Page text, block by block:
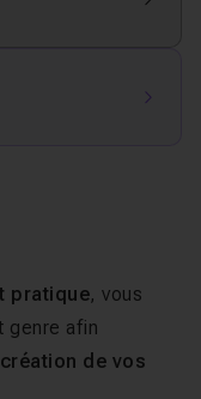
pratique, vous
genre afin
de vos